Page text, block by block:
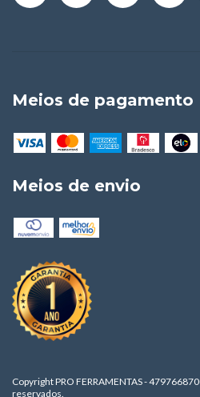
Meios de pagamento
Meios de envio
Copyright PRO FERRAMENTAS -
reservados.